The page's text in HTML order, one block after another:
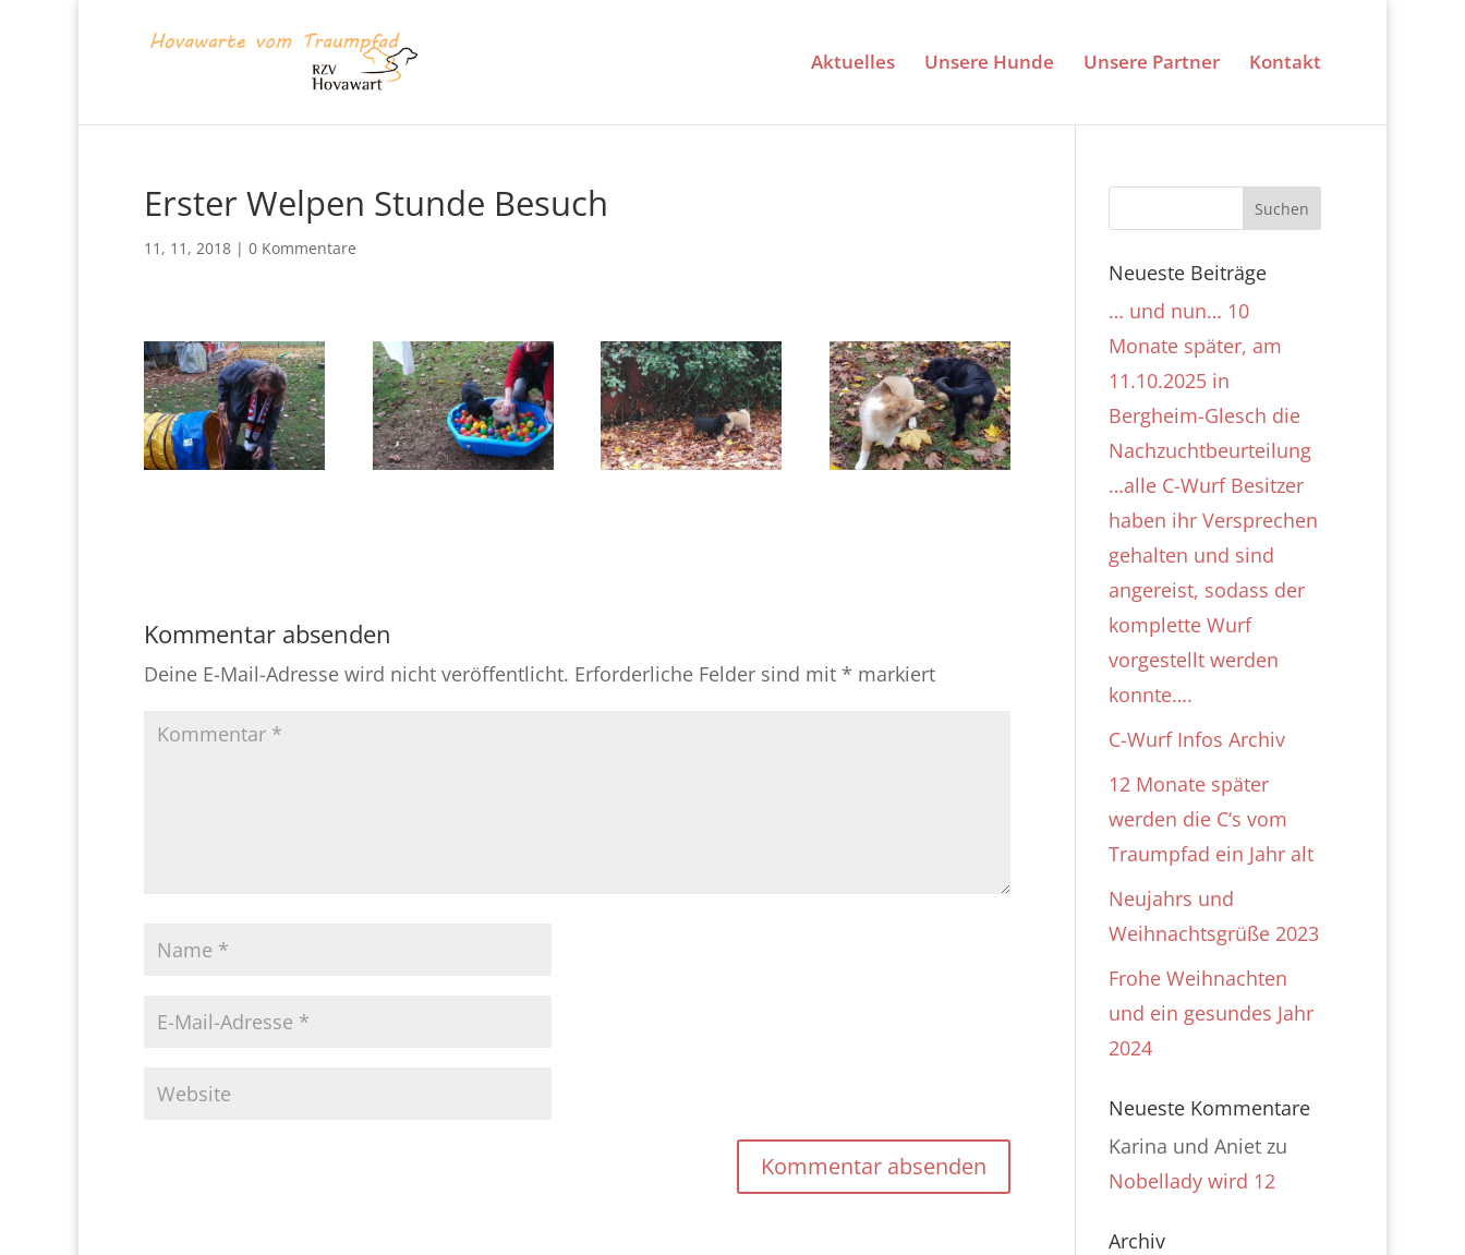
Aktuelles Unsere Hunde Unsere Partner Kontakt
Erster Welpen Stunde Besuch
11, 11, 2018 | 0 Kommentare
Kommentar absenden
Deine E-Mail-Adresse wird nicht veröffentlicht. Erforderliche Felder sind mit * markiert
Neueste Beiträge
… und nun… 10
Monate später, am
11.10.2025 in
Bergheim-Glesch die
Nachzuchtbeurteilung
…alle C-Wurf Besitzer
haben ihr Versprechen
gehalten und sind
angereist, sodass der
komplette Wurf
vorgestellt werden
konnte….
C-Wurf Infos Archiv
12 Monate später
werden die C‘s vom
Traumpfad ein Jahr alt
Neujahrs und
Weihnachtsgrüße 2023
Frohe Weihnachten
und ein gesundes Jahr
2024
Neueste Kommentare
Karina und Anietzu
Nobellady wird 12
Archiv